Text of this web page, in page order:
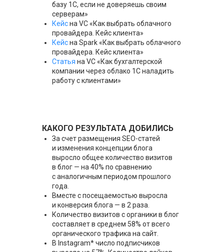
базу 1С, если не доверяешь своим
серверам»
Кейсна VC «Как выбрать облачного
провайдера. Кейс клиента»
Кейсна Spark «Как выбрать облачного
провайдера. Кейс клиента»
Статья на VC «Как бухгалтерской
компании через облако 1С наладить
работу с клиентами»
КАКОГО РЕЗУЛЬТАТА ДОБИЛИСЬ
За счет размещения SEO-статей
и изменения концепции блога
выросло общее количество визитов
в блог — на 40% по сравнению
с аналогичным периодом прошлого
года.
Вместе с посещаемостью выросла
и конверсия блога — в 2 раза.
Количество визитов с органики в блог
составляет в среднем 58% от всего
органического трафика на сайт.
В Instagram* число подписчиков